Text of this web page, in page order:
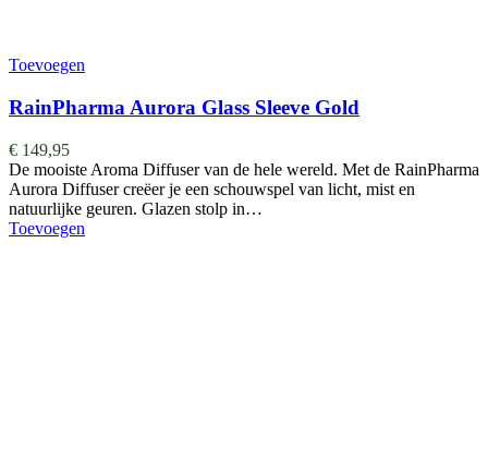
Toevoegen
RainPharma Aurora Glass Sleeve Gold
€ 149,95
De mooiste Aroma Diffuser van de hele wereld. ​​​​​​​​Met de RainPharma
Aurora Diffuser creëer je een schouwspel van licht, mist en
natuurlijke geuren. Glazen stolp in…
Toevoegen